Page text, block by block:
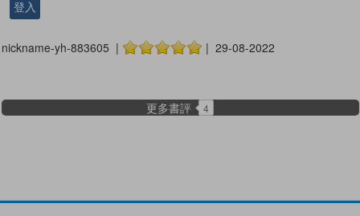
登入
nickname-yh-883605 | | 29-08-2022
更多書評 4